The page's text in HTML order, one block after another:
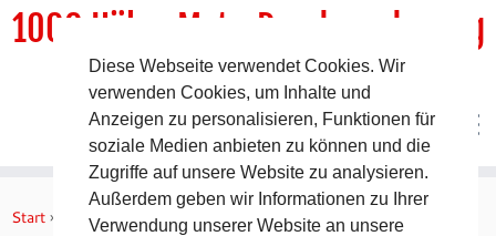
Inhalt
1000 HöhenMeterRundwanderweg
DER Rundwanderweg um Pommelsbrunn
Start » 2025 » Juni » 30.
Diese Webseite verwendet Cookies. Wir
verwenden Cookies, um Inhalte und
Anzeigen zu personalisieren, Funktionen für
soziale Medien anbieten zu können und die
Zugriffe auf unsere Website zu analysieren.
Außerdem geben wir Informationen zu Ihrer
Verwendung unserer Website an unsere